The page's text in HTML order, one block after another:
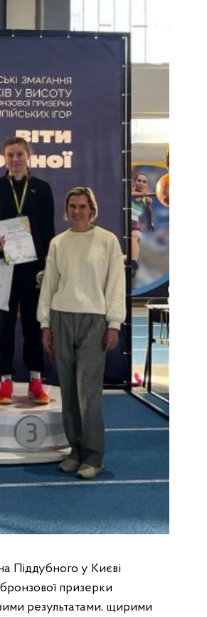
Піддубного у Києві
призерки
результатами, щирими